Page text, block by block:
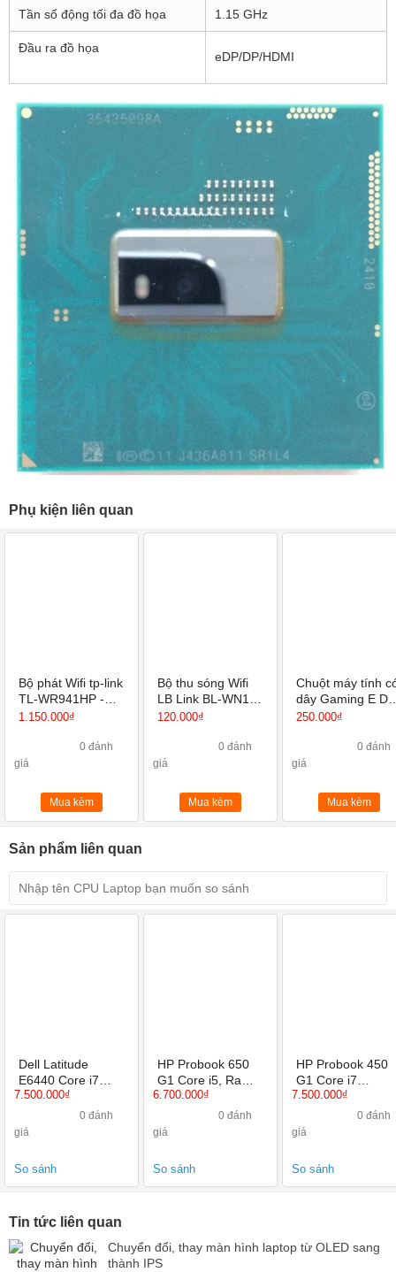
Tần số động tối đa đồ họa 1.15 GHz
Đầu ra đồ họa
eDP/DP/HDMI
Phụ kiện liên quan
Bộ phát Wifi tp-link
TL-WR941HP -
Router Wi-Fi
1.150.000₫
0 đánh
giá
Mua kèm
Bộ thu sóng Wifi
LB Link BL-WN151
Hàng chính hãng
120.000₫
0 đánh
giá
Mua kèm
Chuột máy tính
dây Gaming E
EM6102 ( 6 nút, 7
250.000₫
0 đánh
giá
Mua kèm
Sản phẩm liên quan
Dell Latitude
E6440 Core i7
4600M, 4GB, SSD
120GB, 14 inch
HD, HD 4600 +
7.500.000₫
0 đánh
giá
So sánh
HP Probook 650
G1 Core i5, Ram
4GB, HDD 320GB,
15.6 inch, HD
Graphics 4600
6.700.000₫
0 đánh
giá
So sánh
HP Probook 450
G1 Core i7
4600M, Ram
HDD 320GB, 15.6
inch, HD
7.500.000₫
0 đánh
giá
So sánh
Tin tức liên quan
Chuyển đổi, thay màn hình laptop từ OLED sang
thành IPS